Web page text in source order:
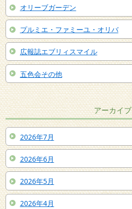
オリーブガーデン
プルミエ・ファミーユ・オリバ
広報誌エブリィスマイル
五色会その他
アーカイブ
2026年7月
2026年6月
2026年5月
2026年4月